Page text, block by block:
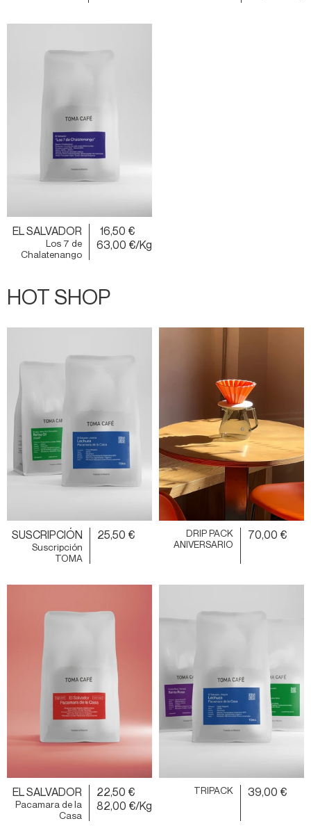
EL SALVADOR
Los 7 de
Chalatenango
16,50 €
63,00 €/Kg
HOT SHOP
SUSCRIPCIÓN
Suscripción
TOMA
25,50 €
DRIP PACK
ANIVERSARIO
70,00 €
EL SALVADOR
Pacamara de la
Casa
22,50 €
82,00 €/Kg
TRIPACK 39,00 €